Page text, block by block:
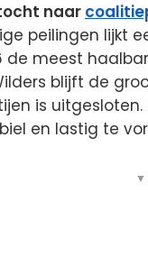
naar
peilingen lijkt
de meest
blijft de
is
en lastig te
▼